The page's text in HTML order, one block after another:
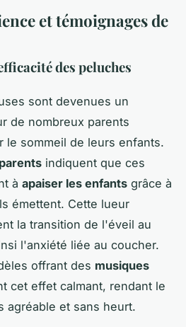
et témoignages de
des peluches
sont devenues un
de nombreux parents
le sommeil de leurs enfants.
indiquent que ces
à apaiser les enfants grâce à
émettent. Cette lueur
la transition de l'éveil au
l'anxiété liée au coucher.
offrant des musiques
cet effet calmant, rendant le
agréable et sans heurt.